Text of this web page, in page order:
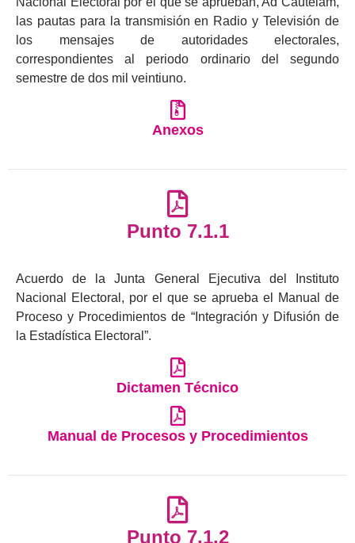
las pautas para la transmisión en Radio y Televisión de
los mensajes de autoridades electorales,
correspondientes al periodo ordinario del segundo
semestre de dos mil veintiuno.
Anexos
Punto 7.1.1
Acuerdo de la Junta General Ejecutiva del Instituto
Nacional Electoral, por el que se aprueba el Manual de
Proceso y Procedimientos de “Integración y Difusión de
la Estadística Electoral”.
Dictamen Técnico
Manual de Procesos y Procedimientos
Punto 7.1.2